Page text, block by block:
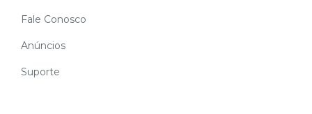
Fale Conosco
Anúncios
Suporte